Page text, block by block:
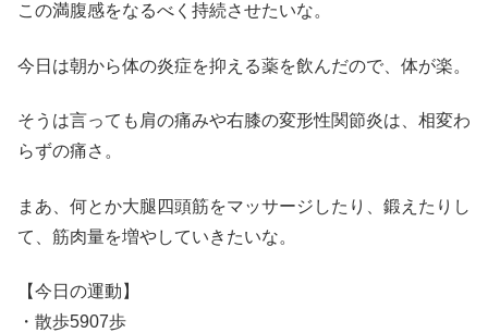
この満腹感をなるべく持続させたいな。
今日は朝から体の炎症を抑える薬を飲んだので、体が楽。
そうは言っても肩の痛みや右膝の変形性関節炎は、相変わ
らずの痛さ。
まあ、何とか大腿四頭筋をマッサージしたり、鍛えたりし
て、筋肉量を増やしていきたいな。
【今日の運動】
・散歩5907歩